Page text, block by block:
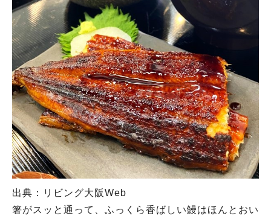
出典：リビング大阪Web
箸がスッと通って、ふっくら香ばしい鰻はほんとおい